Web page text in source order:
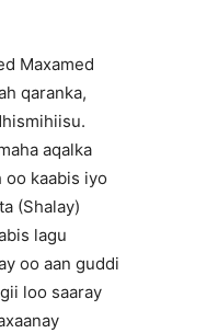
Maxamed
qaranka,
aqalka
oo kaabis iyo
(Shalay)
lagu
oo aan guddi
loo saaray